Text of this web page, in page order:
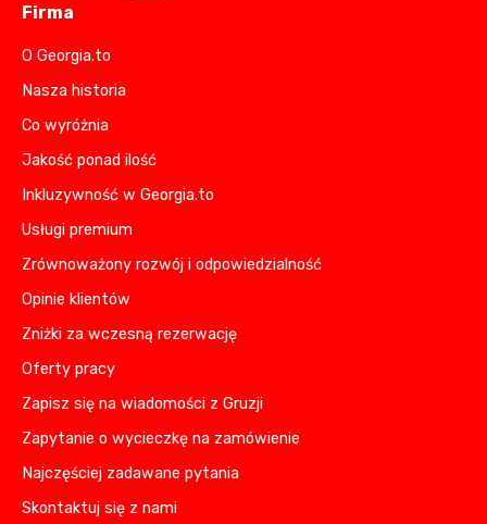
Firma
O Georgia.to
Nasza historia
Co wyróżnia
Jakość ponad ilość
Inkluzywność w Georgia.to
Usługi premium
Zrównoważony rozwój i odpowiedzialność
Opinie klientów
Zniżki za wczesną rezerwację
Oferty pracy
Zapisz się na wiadomości z Gruzji
Zapytanie o wycieczkę na zamówienie
Najczęściej zadawane pytania
Skontaktuj się z nami